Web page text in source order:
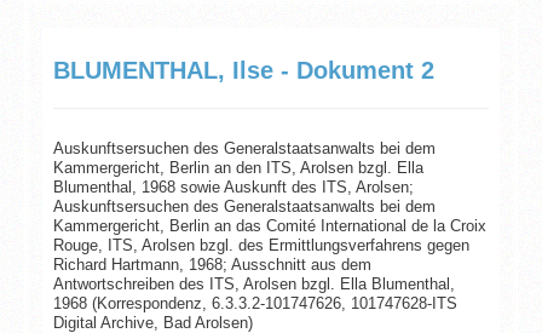
BLUMENTHAL, Ilse - Dokument 2
Auskunftsersuchen des Generalstaatsanwalts bei dem
Kammergericht, Berlin an den ITS, Arolsen bzgl. Ella
Blumenthal, 1968 sowie Auskunft des ITS, Arolsen;
Auskunftsersuchen des Generalstaatsanwalts bei dem
Kammergericht, Berlin an das Comité International de la Croix
Rouge, ITS, Arolsen bzgl. des Ermittlungsverfahrens gegen
Richard Hartmann, 1968; Ausschnitt aus dem
Antwortschreiben des ITS, Arolsen bzgl. Ella Blumenthal,
1968 (Korrespondenz, 6.3.3.2-101747626, 101747628-ITS
Digital Archive, Bad Arolsen)